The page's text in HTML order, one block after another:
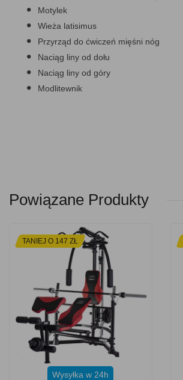
Motylek
Wieża latisimus
Przyrząd do ćwiczeń mięśni nóg
Naciąg liny od dołu
Naciąg liny od góry
Modlitewnik
Powiązane Produkty
TANIEJ O 147 ZŁ
Wysyłka w 24h